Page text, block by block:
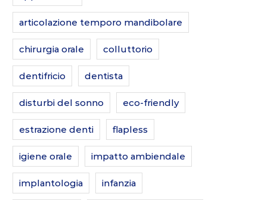
articolazione temporo mandibolare
chirurgia orale colluttorio
dentifricio dentista
disturbi del sonno eco-friendly
estrazione denti flapless
igiene orale impatto ambiendale
implantologia infanzia